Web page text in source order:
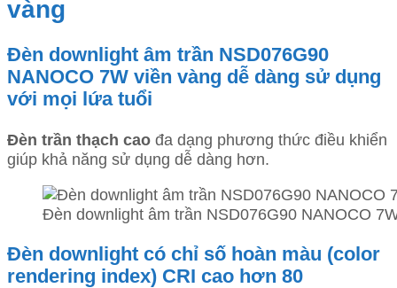
vàng
Đèn downlight âm trần NSD076G90
NANOCO 7W viền vàng dễ dàng sử dụng
với mọi lứa tuổi
Đèn trần thạch cao đa dạng phương thức điều khiển
giúp khả năng sử dụng dễ dàng hơn.
Đèn downlight âm trần NSD076G90 NANOCO
Đèn downlight có chỉ số hoàn màu (color
rendering index) CRI cao hơn 80